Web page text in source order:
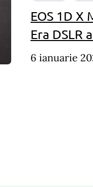
EOS 1D X
Era DSLR
6 ianuarie